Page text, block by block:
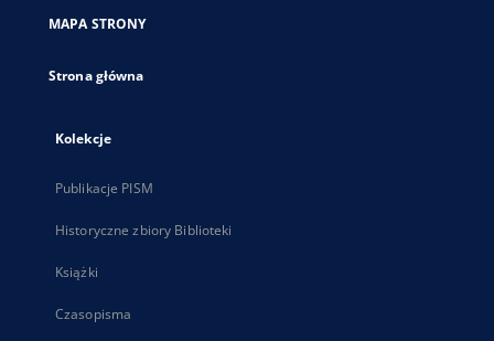
karcie
MAPA STRONY
Strona główna
Kolekcje
Publikacje PISM
Historyczne zbiory Biblioteki
Książki
Czasopisma